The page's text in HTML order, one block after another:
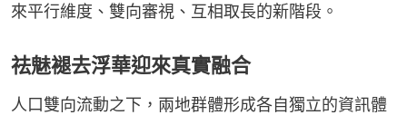
來平行維度、雙向審視、互相取長的新階段。
祛魅褪去浮華迎來真實融合
人口雙向流動之下，兩地群體形成各自獨立的資訊體